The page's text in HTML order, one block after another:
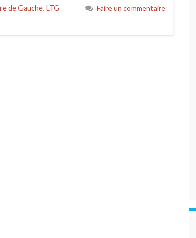
de Gauche, LTG Faire un commentaire